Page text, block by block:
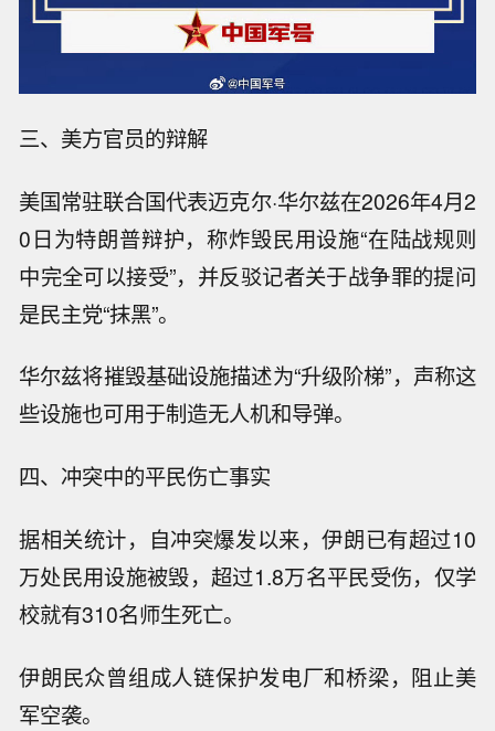
三、美方官员的辩解
美国常驻联合国代表迈克尔·华尔兹在2026年4月2
0日为特朗普辩护，称炸毁民用设施“在陆战规则
中完全可以接受”，并反驳记者关于战争罪的提问
是民主党“抹黑”。
华尔兹将摧毁基础设施描述为“升级阶梯”，声称这
些设施也可用于制造无人机和导弹。
四、冲突中的平民伤亡事实
据相关统计，自冲突爆发以来，伊朗已有超过10
万处民用设施被毁，超过1.8万名平民受伤，仅学
校就有310名师生死亡。
伊朗民众曾组成人链保护发电厂和桥梁，阻止美
军空袭。